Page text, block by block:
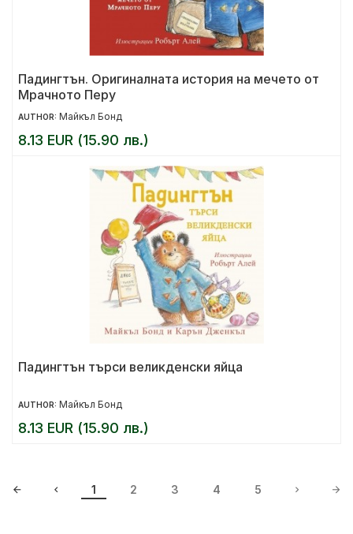
Падингтън. Оригиналната история на мечето от
Мрачното Перу
AUTHOR: Майкъл Бонд
8.13 EUR (15.90 лв.)
Падингтън търси великденски яйца
AUTHOR: Майкъл Бонд
8.13 EUR (15.90 лв.)
1 2 3 4 5